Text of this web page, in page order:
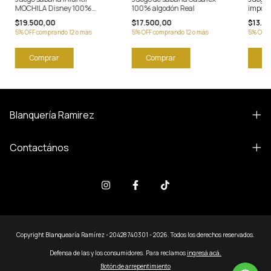
MOCHILA Disney 100%
algodón 3200 Hilos
$19.500,00
5% OFF comprando 12 o más
100% algodón Real
$17.500,00
5% OFF comprando 12 o más
Comprar
5%
Blanquería Ramirez
Contactános
Copyright Blanquearía Ramírez - 20428740301 - 2026. Todos los derechos reservados.
Defensa de las y los consumidores. Para reclamos ingresá acá.
Botón de arrepentimiento